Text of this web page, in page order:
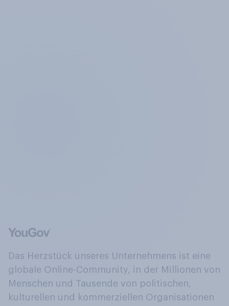
Das Herzstück unseres Unternehmens ist eine
globale Online-Community, in der Millionen von
Menschen und Tausende von politischen,
kulturellen und kommerziellen Organisationen